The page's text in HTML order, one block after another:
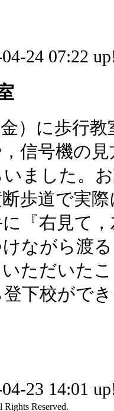
24 07:22
）に歩行教
信号機の
ました。
歩道で実
『右見て
ながら渡
ただいた
下校がで
23 14:01
Reserved.